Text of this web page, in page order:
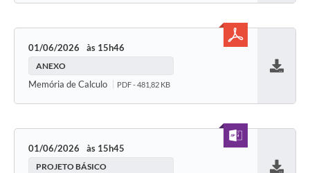
01/06/2026 15h46
ANEXO
Memória de Calculo PDF - 481,82 KB
01/06/2026 15h45
PROJETO BÁSICO